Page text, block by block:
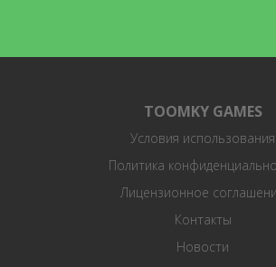
TOOMKY GAMES
Условия использования
Политика
Лицензионное
Контакты
Новости